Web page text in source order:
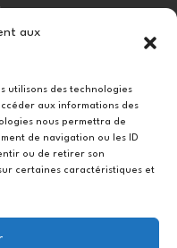
aux
utilisons des technologies
aux informations des
nous permettra de
de navigation ou les ID
ou de retirer son
certaines caractéristiques et